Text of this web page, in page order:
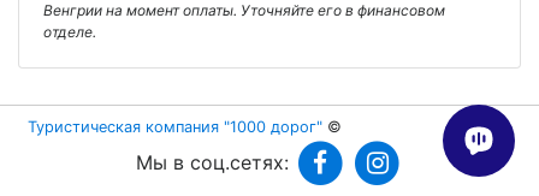
Венгрии на момент оплаты. Уточняйте его в финансовом
отделе.
Туристическая компания "1000 дорог" ©
Мы в соц.сетях: